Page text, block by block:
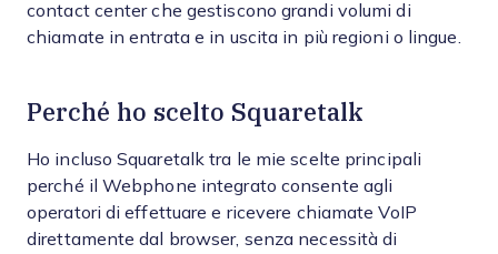
contact center che gestiscono grandi volumi di
chiamate in entrata e in uscita in più regioni o lingue.
Perché ho scelto Squaretalk
Ho incluso Squaretalk tra le mie scelte principali
perché il Webphone integrato consente agli
operatori di effettuare e ricevere chiamate VoIP
direttamente dal browser, senza necessità di